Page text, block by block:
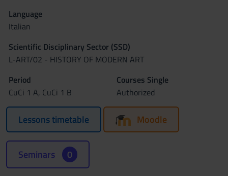
Language
Italian
Scientific Disciplinary Sector (SSD)
L-ART/02 - HISTORY OF MODERN ART
Period
CuCi 1 A, CuCi 1 B
Courses Single
Authorized
Lessons timetable Moodle
Seminars 0